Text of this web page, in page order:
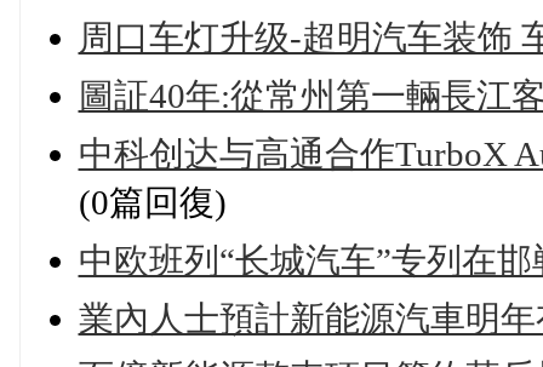
周口车灯升级-超明汽车装饰
圖証40年:從常州第一輛長江
中科创达与高通合作TurboX
(0篇回復)
中欧班列“长城汽车”专列在
業內人士預計新能源汽車明